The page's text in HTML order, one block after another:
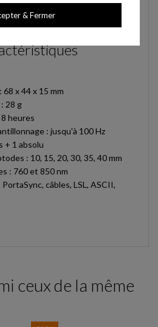
& Fermer
x 44 x 15 mm
28 g
heures
: jusqu'à 100 Hz
+ 1 absolu
: 10, 15, 20, 30, 35, 40 mm
: 760 et 850 nm
câbles, LSL, ASCII,
ceux de la même